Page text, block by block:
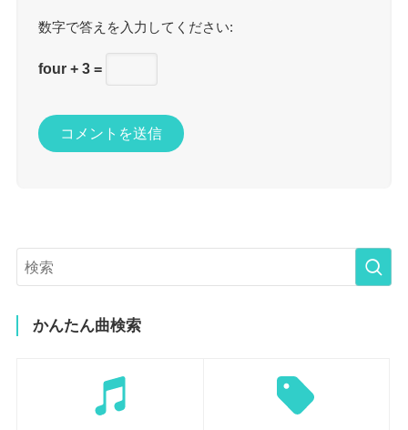
数字で答えを入力してください:
four + 3 =
かんたん曲検索